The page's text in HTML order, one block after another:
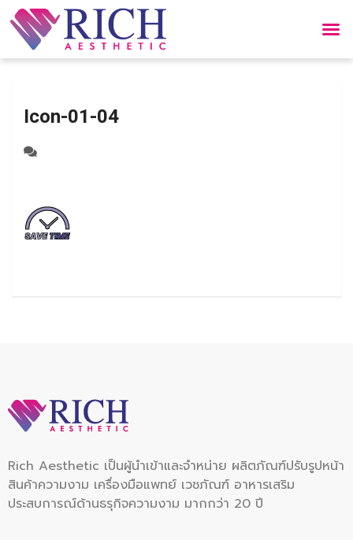
Icon-01-04
Rich Aesthetic เป็นผู้นำเข้าและจำหน่าย ผลิตภัณฑ์ปรับรูปหน้า
สินค้าความงาม เครื่องมือแพทย์ เวชภัณฑ์ อาหารเสริม
ประสบการณ์ด้านธรุกิจความงาม มากกว่า 20 ปี